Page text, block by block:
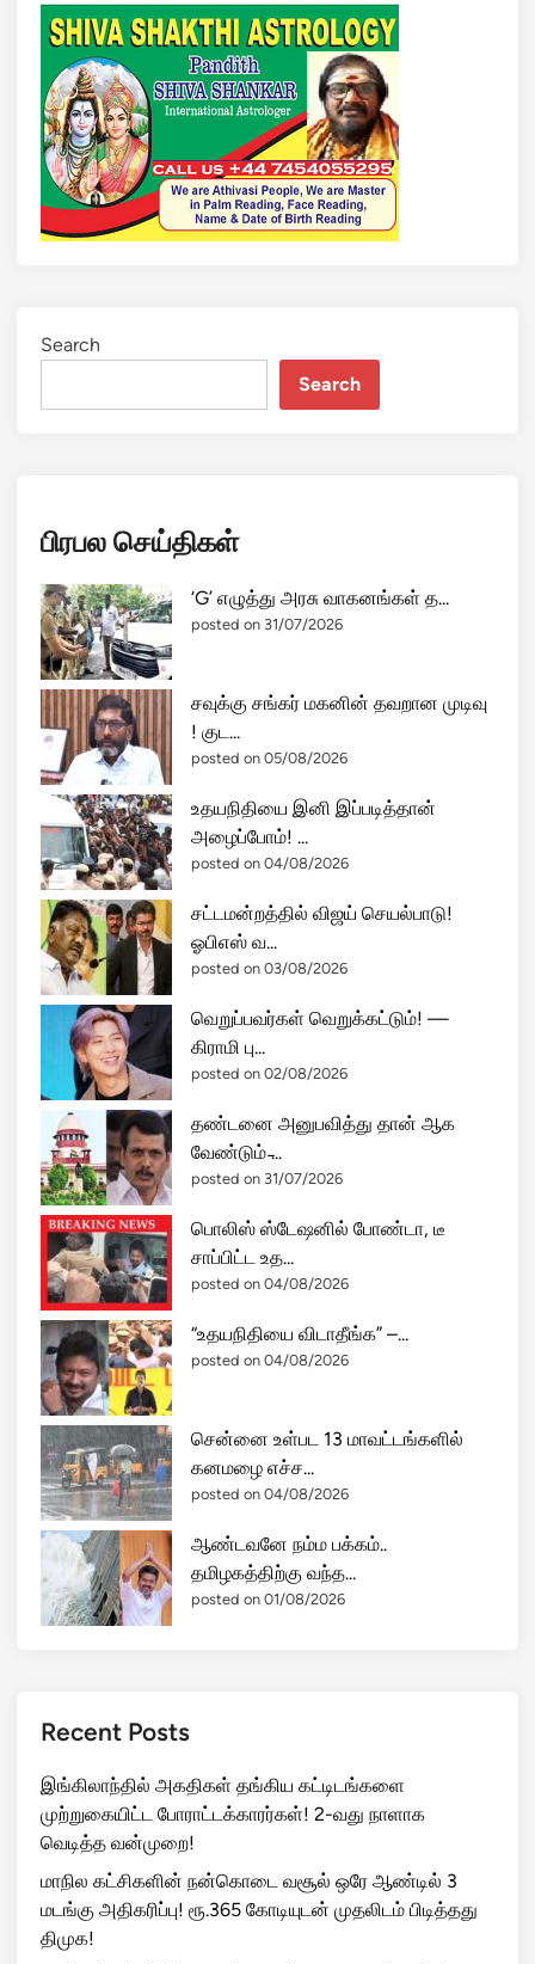
Search
Search
பிரபல செய்திகள்
‘G’ எழுத்து அரசு வாகனங்கள் த...
posted on 31/07/2026
சவுக்கு சங்கர் மகனின் தவறான முடிவு
! குட...
posted on 05/08/2026
உதயநிதியை இனி இப்படித்தான்
அழைப்போம்! ...
posted on 04/08/2026
சட்டமன்றத்தில் விஜய் செயல்பாடு!
ஓபிஎஸ் வ...
posted on 03/08/2026
வெறுப்பவர்கள் வெறுக்கட்டும்! —
கிராமி பு...
posted on 02/08/2026
தண்டனை அனுபவித்து தான் ஆக
வேண்டும் ̵...
posted on 31/07/2026
பொலிஸ் ஸ்டேஷனில் போண்டா, டீ
சாப்பிட்ட உத...
posted on 04/08/2026
“உதயநிதியை விடாதீங்க” –...
posted on 04/08/2026
சென்னை உள்பட 13 மாவட்டங்களில்
கனமழை எச்ச...
posted on 04/08/2026
ஆண்டவனே நம்ம பக்கம்..
தமிழகத்திற்கு வந்த...
posted on 01/08/2026
Recent Posts
இங்கிலாந்தில் அகதிகள் தங்கிய கட்டிடங்களை
முற்றுகையிட்ட போராட்டக்காரர்கள்! 2-வது நாளாக
வெடித்த வன்முறை!
மாநில கட்சிகளின் நன்கொடை வசூல் ஒரே ஆண்டில் 3
மடங்கு அதிகரிப்பு! ரூ.365 கோடியுடன் முதலிடம் பிடித்தது
திமுக!